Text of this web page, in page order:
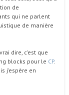
de
qui ne parlent
de manière
dire, c’est que
blocks pour le CP.
j’espère en